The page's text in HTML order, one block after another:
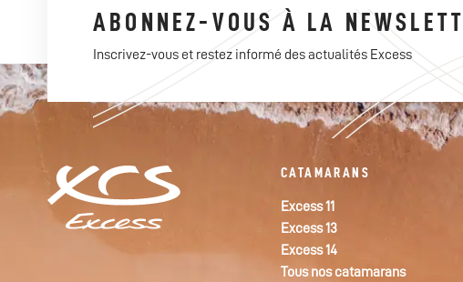
ABONNEZ-VOUS À LA
Inscrivez-vous et restez informé des actualités Excess
CATAMARANS
Excess 11
Excess 13
Excess 14
Tous nos catamarans